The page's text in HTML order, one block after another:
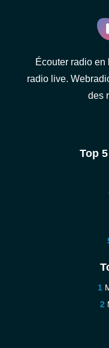
Écouter radio
radio live.
des
Top